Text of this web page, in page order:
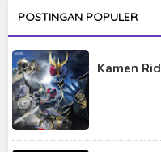
Kamen Rider Fourze
Kamen Rider Geats
Kamen Rider Ghost
Kamen Rider Kabuto
POSTINGAN POPULER
Kamen